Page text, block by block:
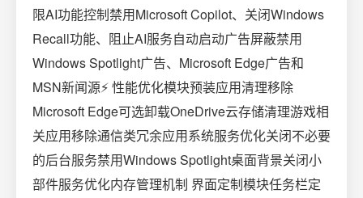
限AI功能控制禁用Microsoft Copilot、关闭Windows
Recall功能、阻止AI服务自动启动广告屏蔽禁用
Windows Spotlight广告、Microsoft Edge广告和
MSN新闻源⚡ 性能优化模块预装应用清理移除
Microsoft Edge可选卸载OneDrive云存储清理游戏相
关应用移除通信类冗余应用系统服务优化关闭不必要
的后台服务禁用Windows Spotlight桌面背景关闭小
部件服务优化内存管理机制 界面定制模块任务栏定